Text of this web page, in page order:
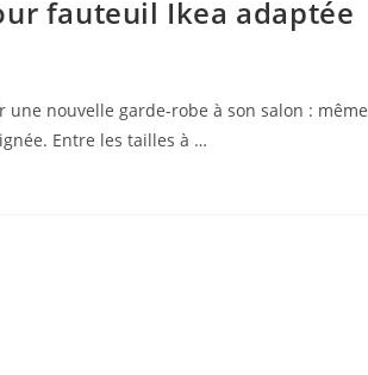
fauteuil Ikea adaptée
une nouvelle garde-robe à son salon : même
Entre les tailles à …